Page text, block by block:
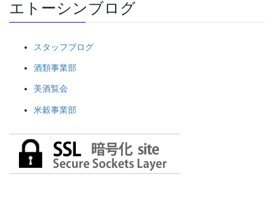
エトーシンブログ
スタッフブログ
酒類事業部
美酒覧会
米穀事業部